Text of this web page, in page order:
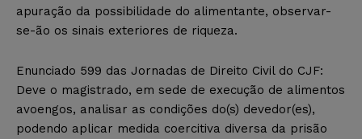
apuração da possibilidade do alimentante, observar-
se-ão os sinais exteriores de riqueza.
Enunciado 599 das Jornadas de Direito Civil do CJF:
Deve o magistrado, em sede de execução de alimentos
avoengos, analisar as condições do(s) devedor(es),
podendo aplicar medida coercitiva diversa da prisão